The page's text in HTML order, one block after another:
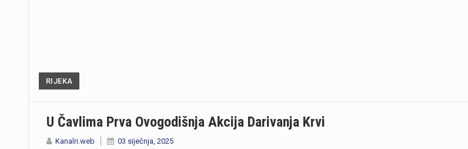
RIJEKA
U Čavlima Prva Ovogodišnja Akcija Darivanja Krvi
Kanalri.web 03 siječnja, 2025